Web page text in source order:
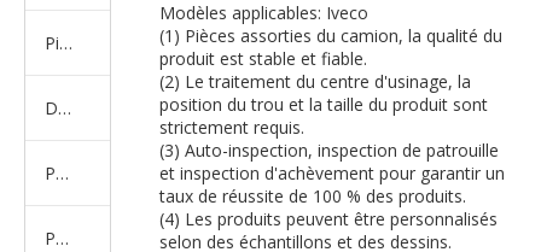
Pièces de rechange de machines d'ingénierie de camion minier
D'autres séries de camions
Produits d'essieux
Produits de support de châssis
Modèles applicables: Iveco
(1) Pièces assorties du camion, la qualité du
produit est stable et fiable.
(2) Le traitement du centre d'usinage, la
position du trou et la taille du produit sont
strictement requis.
(3) Auto-inspection, inspection de patrouille
et inspection d'achèvement pour garantir un
taux de réussite de 100 % des produits.
(4) Les produits peuvent être personnalisés
selon des échantillons et des dessins.